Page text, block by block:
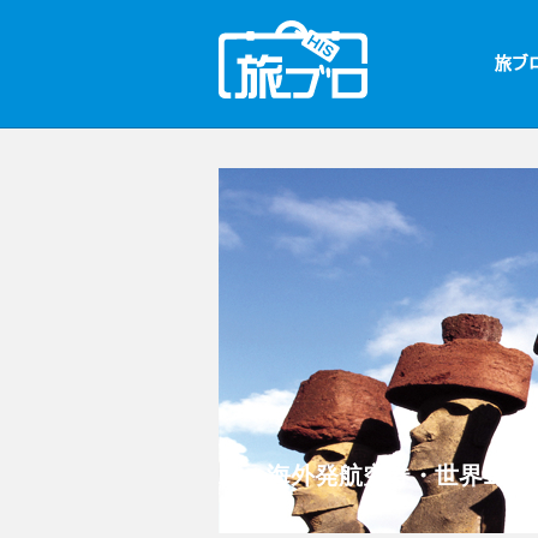
海外発航空券・世界1周